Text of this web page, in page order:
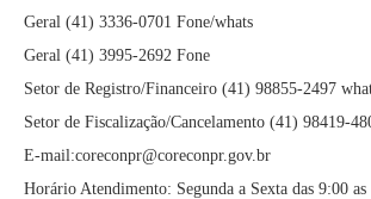
Geral (41) 3336-0701 Fone/whats
Geral (41) 3995-2692 Fone
Setor de Registro/Financeiro (41) 98855-2497
Setor de Fiscalização/Cancelamento (41) 98419-
E-mail:coreconpr@coreconpr.gov.br
Horário Atendimento: Segunda a Sexta das 9:00 as